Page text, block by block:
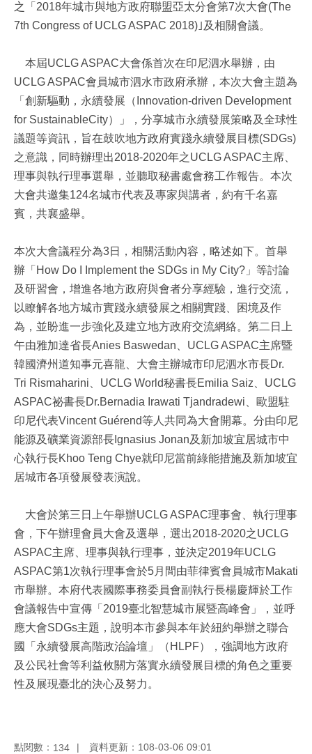
之「2018年城市與地方政府聯盟亞太分會第7次大會(The
7th Congress of UCLG ASPAC 2018)｣及相關會議。
本屆UCLG ASPAC大會係首次在印尼泗水舉辦，由
UCLG ASPAC會員城市泗水市政府承辦，本次大會主題為
「創新驅動，永續發展（Innovation-driven Development
for SustainableCity）」，分享城市永續發展策略及全球性
議題等資訊，旨在鼓吹地方政府實踐永續發展目標(SDGs)
之意識，同時辦理出2018-2020年之UCLG ASPAC主席、
理事與執行理事選舉，並聽取秘書處會務工作報告。本次
大會共邀集124名城市代表及專家與講者，約有千名嘉
賓，共襄盛舉。
本次大會議程分為3日，相關活動內容，略述如下。首舉
辦「How Do I Implement the SDGs in My City?」等討論
及研習會，增進各地方政府與會者分享經驗，進行交流，
以瞭解各地方城市實踐永續發展之相關實踐、困境及作
為，並盼進一步強化及建立地方政府交流網絡。第二日上
午由雅加達省長Anies Baswedan、UCLG ASPAC主席暨
韓國濟州道知事元喜龍、大會主辦城市印尼泗水市長Dr.
Tri Rismaharini、UCLG World秘書長Emilia Saiz、UCLG
ASPAC祕書長Dr.Bernadia Irawati Tjandradewi、歐盟駐
印尼代表Vincent Guérend等人共同為大會開幕。分由印尼
能源及礦業資源部長Ignasius Jonan及新加坡宜居城市中
心執行長Khoo Teng Chye就印尼當前綠能措施及新加坡宜
居城市各項發展發表演說。
大會於第三日上午舉辦UCLG ASPAC理事會、執行理事
會，下午辦理會員大會及選舉，選出2018-2020之UCLG
ASPAC主席、理事與執行理事，並決定2019年UCLG
ASPAC第1次執行理事會於5月間由菲律賓會員城市Makati
市舉辦。本府代表國際事務委員會副執行長楊慶輝於工作
會議報告中宣傳「2019臺北智慧城市展暨高峰會」，並呼
應大會SDGs主題，說明本市參與本年於紐約舉辦之聯合
國「永續發展高階政治論壇」（HLPF），強調地方政府
及公民社會等利益攸關方落實永續發展目標的角色之重要
性及展現臺北的決心及努力。
點閱數： 134
資料更新：108-03-06 09:01